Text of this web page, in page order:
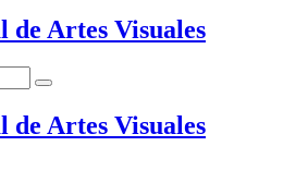
de Artes Visuales
Buscar
de Artes Visuales